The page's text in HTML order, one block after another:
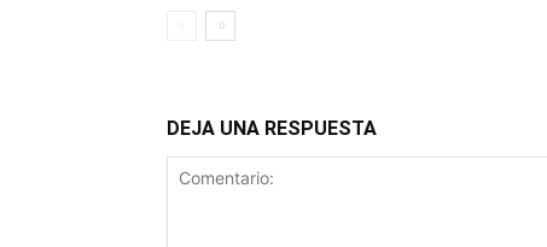
DEJA UNA RESPUESTA